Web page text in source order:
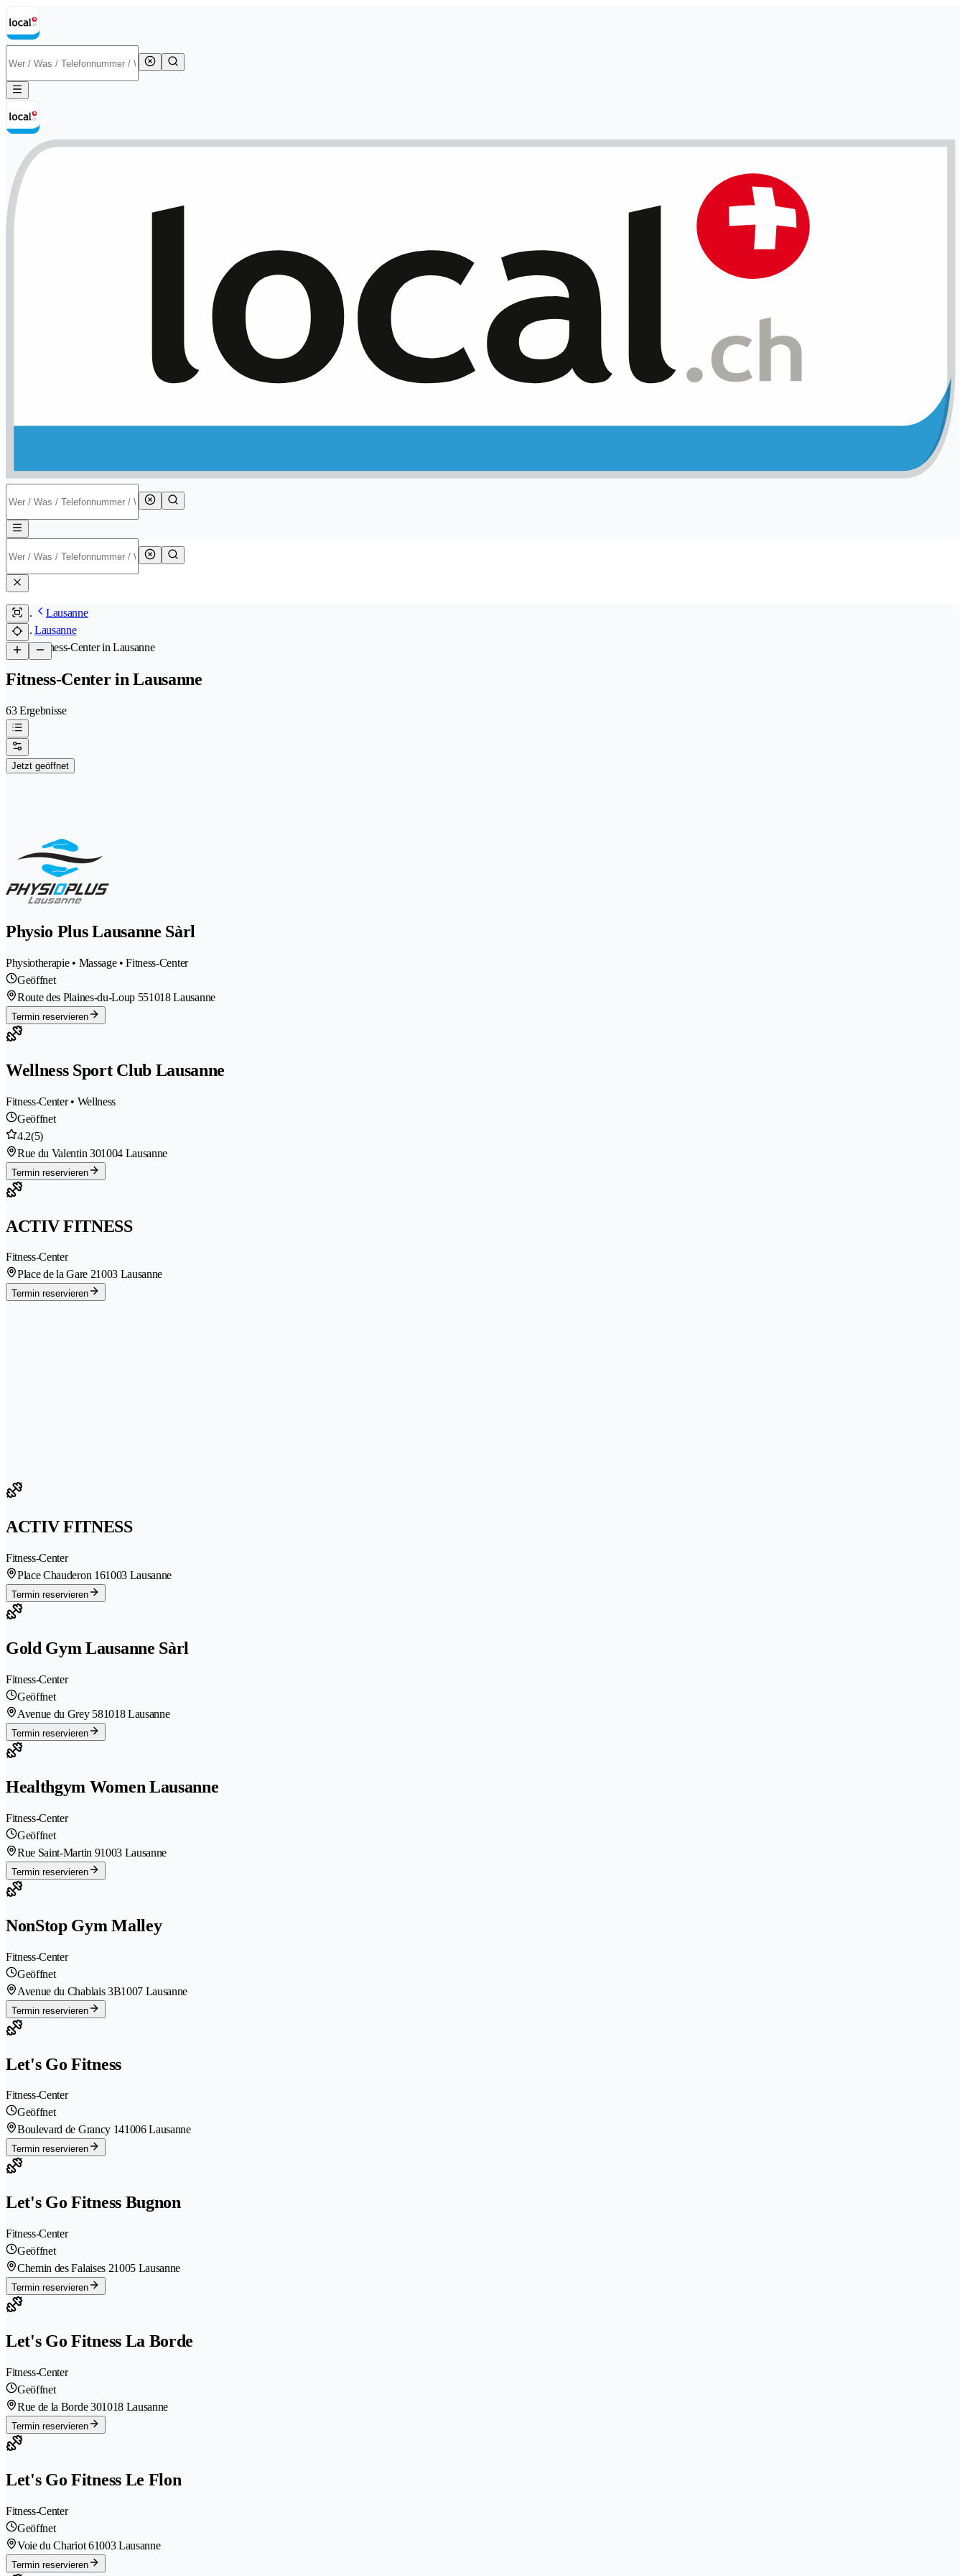
Lausanne
Lausanne
/Fitness-Center in Lausanne
Fitness-Center in Lausanne
63 Ergebnisse
Jetzt geöffnet
Physio Plus Lausanne Sàrl
Physiotherapie • Massage • Fitness-Center
Geöffnet
Route des Plaines-du-Loup 551018 Lausanne
Termin reservieren
Wellness Sport Club Lausanne
Fitness-Center • Wellness
Geöffnet
4.2(5)
Rue du Valentin 301004 Lausanne
Termin reservieren
ACTIV FITNESS
Fitness-Center
Place de la Gare 21003 Lausanne
Termin reservieren
ACTIV FITNESS
Fitness-Center
Place Chauderon 161003 Lausanne
Termin reservieren
Gold Gym Lausanne Sàrl
Fitness-Center
Geöffnet
Avenue du Grey 581018 Lausanne
Termin reservieren
Healthgym Women Lausanne
Fitness-Center
Geöffnet
Rue Saint-Martin 91003 Lausanne
Termin reservieren
NonStop Gym Malley
Fitness-Center
Geöffnet
Avenue du Chablais 3B1007 Lausanne
Termin reservieren
Let's Go Fitness
Fitness-Center
Geöffnet
Boulevard de Grancy 141006 Lausanne
Termin reservieren
Let's Go Fitness Bugnon
Fitness-Center
Geöffnet
Chemin des Falaises 21005 Lausanne
Termin reservieren
Let's Go Fitness La Borde
Fitness-Center
Geöffnet
Rue de la Borde 301018 Lausanne
Termin reservieren
Let's Go Fitness Le Flon
Fitness-Center
Geöffnet
Voie du Chariot 61003 Lausanne
Termin reservieren